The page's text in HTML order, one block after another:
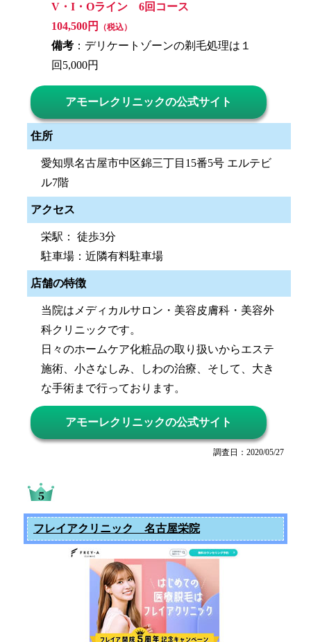
V・I・Oライン 6回コース
104,500円
（税込）
備考 ：デリケートゾーンの剃毛処理は１
回5,000円
アモーレクリニックの公式サイト
住所
愛知県名古屋市中区錦三丁目15番5号 エルテビ
ル7階
アクセス
栄駅： 徒歩3分
駐車場：近隣有料駐車場
店舗の特徴
当院はメディカルサロン・美容皮膚科・美容外
科クリニックです。
日々のホームケア化粧品の取り扱いからエステ
施術、小さなしみ、しわの治療、そして、大き
な手術まで行っております。
アモーレクリニックの公式サイト
調査日：2020/05/27
フレイアクリニック 名古屋栄院